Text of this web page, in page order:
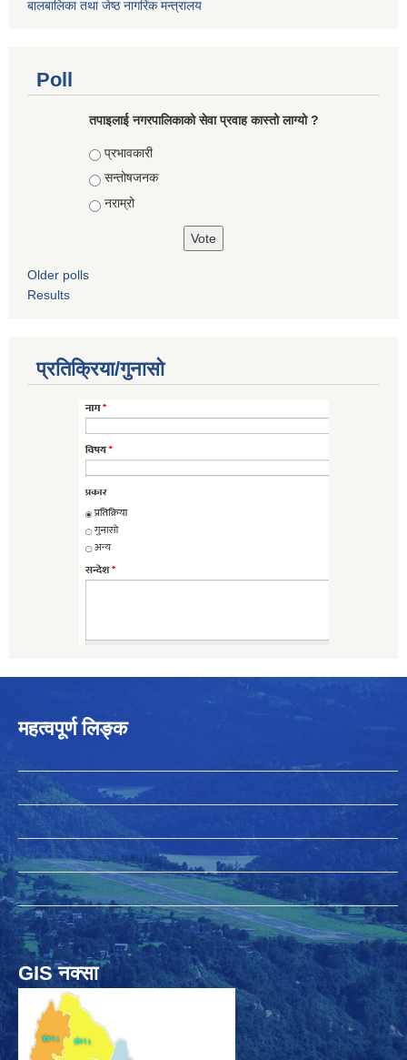
बालबालिका तथा जेष्ठ नागरिक मन्त्रालय
Poll
तपाइलाई नगरपालिकाको सेवा प्रवाह कास्तो लाग्यो ?
Choices
प्रभावकारी
सन्तोषजनक
नराम्रो
Older polls
Results
प्रतिक्रिया/गुनासो
महत्वपूर्ण लिङ्क
GIS नक्सा